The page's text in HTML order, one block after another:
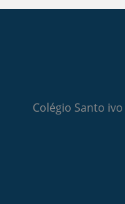
Colégio Santo ivo